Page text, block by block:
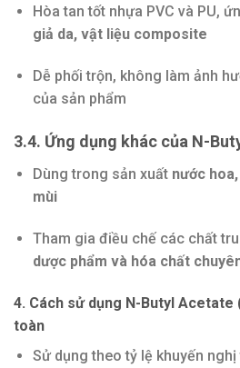
Hòa tan tốt nhựa PVC và PU,
giả da, vật liệu composite
Dễ phối trộn, không làm ảnh
của sản phẩm
3.4. Ứng dụng khác của N-
Dùng trong sản xuất nước
mùi
Tham gia điều chế các chất
dược phẩm và hóa chất
4. Cách sử dụng N-Butyl Acetate
toàn
Sử dụng theo tỷ lệ khuyến